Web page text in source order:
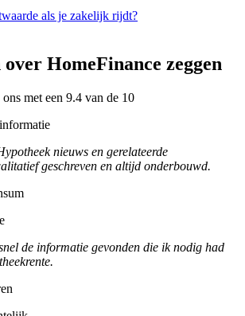
als je zakelijk rijdt?
HomeFinance zeggen
met een 9.4 van de 10
nieuws en gerelateerde
geschreven en altijd onderbouwd.
de informatie gevonden die ik nodig had